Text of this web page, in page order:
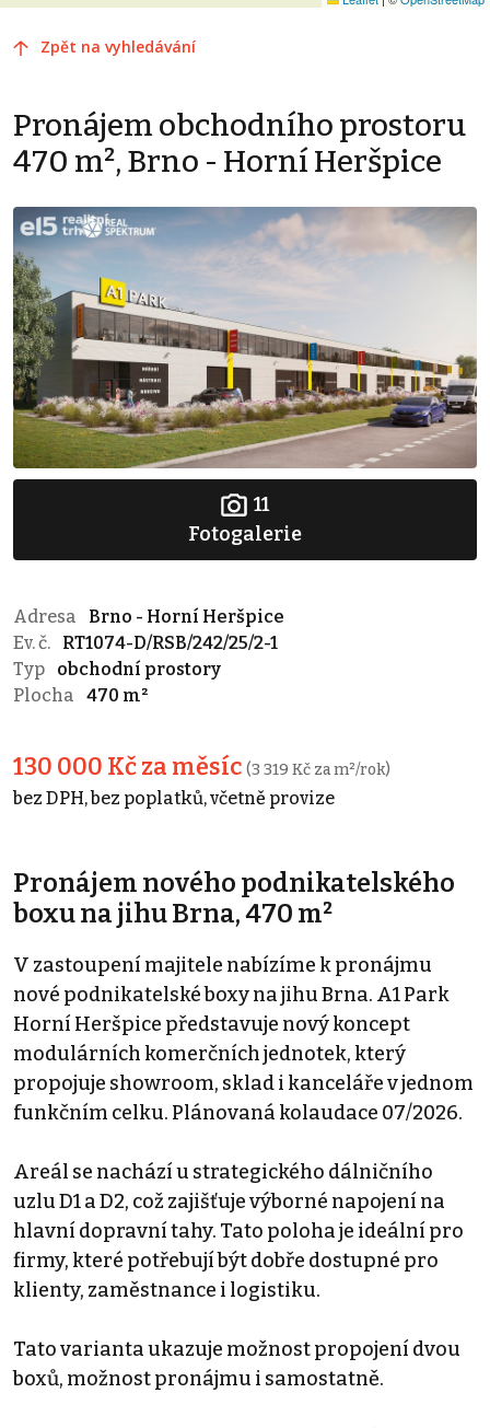
Zpět na vyhledávání
Pronájem obchodního prostoru
470 m², Brno - Horní Heršpice
11
Fotogalerie
Adresa
Brno - Horní Heršpice
Ev. č.
RT1074-D/RSB/242/25/2-1
Typ
obchodní prostory
Plocha
470 m²
130 000 Kč za měsíc (3 319 Kč za m²/rok)
bez DPH, bez poplatků, včetně provize
Pronájem nového podnikatelského
boxu na jihu Brna, 470 m²
V zastoupení majitele nabízíme k pronájmu
nové podnikatelské boxy na jihu Brna. A1 Park
Horní Heršpice představuje nový koncept
modulárních komerčních jednotek, který
propojuje showroom, sklad i kanceláře v jednom
funkčním celku. Plánovaná kolaudace 07/2026.
Areál se nachází u strategického dálničního
uzlu D1 a D2, což zajišťuje výborné napojení na
hlavní dopravní tahy. Tato poloha je ideální pro
firmy, které potřebují být dobře dostupné pro
klienty, zaměstnance i logistiku.
Tato varianta ukazuje možnost propojení dvou
boxů, možnost pronájmu i samostatně.